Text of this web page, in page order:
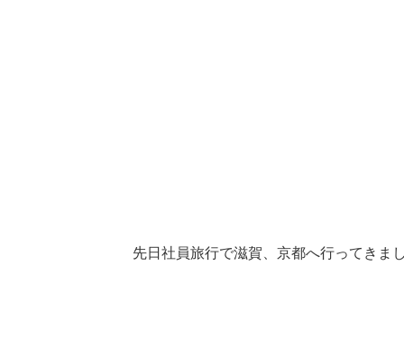
先日社員旅行で滋賀、京都へ行ってきま